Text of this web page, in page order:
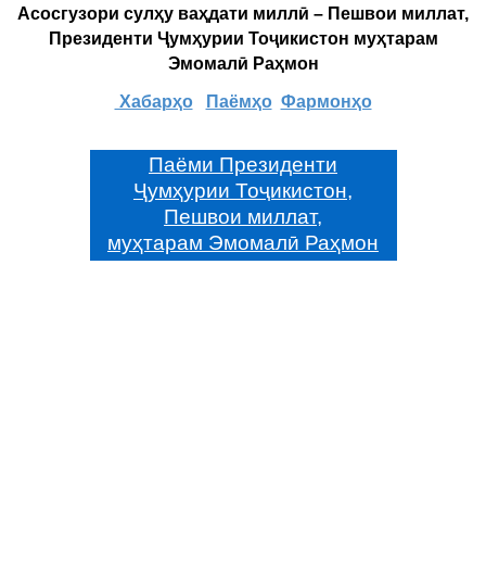
Асосгузори сулҳу ваҳдати миллӣ – Пешвои миллат,
Президенти Ҷумҳурии Тоҷикистон муҳтарам
Эмомалӣ Раҳмон
Хабарҳо Паёмҳо Фармонҳо
Паёми Президенти
Ҷумҳурии Тоҷикистон,
Пешвои миллат,
муҳтарам Эмомалӣ Раҳмон